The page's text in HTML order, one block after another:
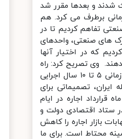
و بعدها مقرر شد
برطرف می کرد. هم
تفاهم کردیم تا در
های صنعتی، واحدهای
که در اختیار آنها
وی تصریح کرد: راه
اندازی موسسات اجاره داری حرفه ای برنامه ای میان مدت است و در بازه زمانی ۵ تا ۱۰ سال اجرایی
حدود ۳۰ کشور و از جمله ایران، تصمیماتی برای
واحدهای استیجاری مسکونی اتخاذ کردند، توضیح داد: برای ۲ ماه قرارداد اجاره در ایام
ستاد اقتصادی دولت و
بازار اجاره را کاهش
محتاط است. برای ما